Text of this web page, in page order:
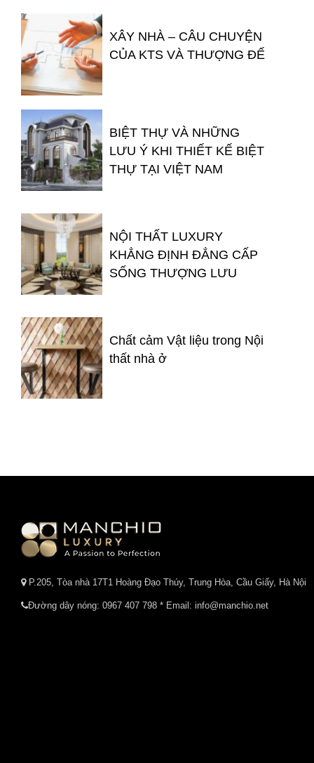
XÂY NHÀ – CÂU CHUYỆN
CỦA KTS VÀ THƯỢNG ĐẾ
BIỆT THỰ VÀ NHỮNG
LƯU Ý KHI THIẾT KẾ BIỆT
THỰ TẠI VIỆT NAM
NỘI THẤT LUXURY
KHẲNG ĐỊNH ĐẲNG CẤP
SỐNG THƯỢNG LƯU
Chất cảm Vật liệu trong Nội
thất nhà ở
P.205, Tòa nhà 17T1 Hoàng Đạo Thúy, Trung Hòa, Cầu Giấy, Hà Nội
Đường dây nóng: 0967 407 798 * Email: info@manchio.net